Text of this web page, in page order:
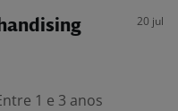
20 jul
1 e 3 anos